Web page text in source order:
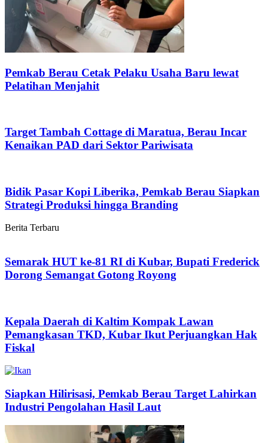
Pemkab Berau Cetak Pelaku Usaha Baru lewat
Pelatihan Menjahit
Target Tambah Cottage di Maratua, Berau Incar
Kenaikan PAD dari Sektor Pariwisata
Bidik Pasar Kopi Liberika, Pemkab Berau Siapkan
Strategi Produksi hingga Branding
Berita Terbaru
Semarak HUT ke-81 RI di Kubar, Bupati Frederick
Dorong Semangat Gotong Royong
Kepala Daerah di Kaltim Kompak Lawan
Pemangkasan TKD, Kubar Ikut Perjuangkan Hak
Fiskal
Siapkan Hilirisasi, Pemkab Berau Target Lahirkan
Industri Pengolahan Hasil Laut